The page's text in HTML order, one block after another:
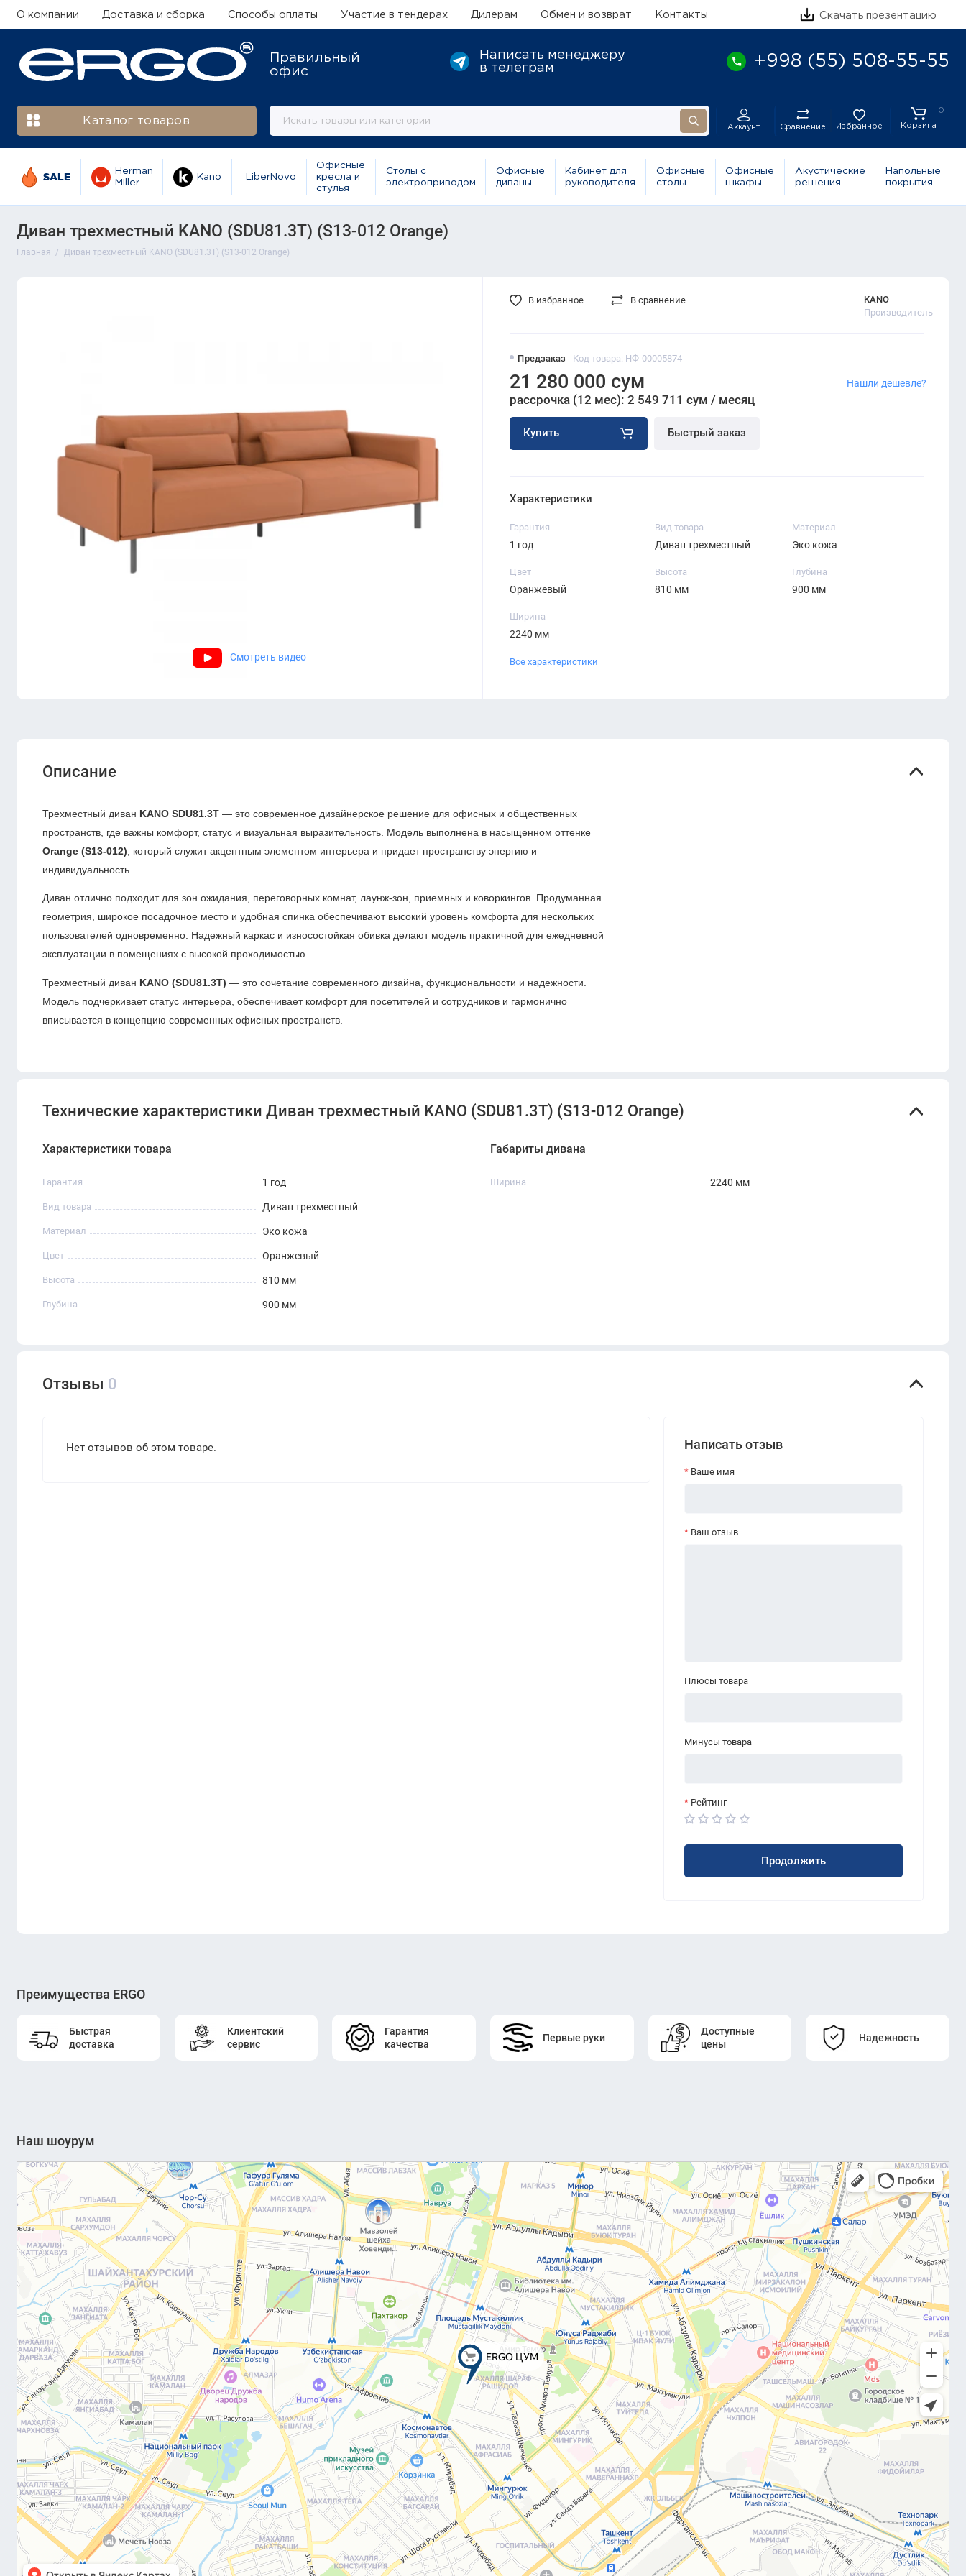
О компании Доставка и сборка Способы оплаты Участие в тендерах Дилерам Обмен и возврат Контакты Скачать презентацию
Правильный
офис
Написать менеджеру
в телеграм
+998 (55) 508-55-55
Каталог товаров
Аккаунт Сравнение Избранное
0
Корзина
SALE
Herman
Miller
Kano LiberNovo
Офисные
кресла и
стулья
Столы с
электроприводом
Офисные
диваны
Кабинет для
руководителя
Офисные
столы
Офисные
шкафы
Акустические
решения
Напольные
покрытия
Диван трехместный KANO (SDU81.3T) (S13-012 Orange)
Главная Диван трехместный KANO (SDU81.3T) (S13-012 Orange)
Смотреть видео
Предзаказ Код товара: НФ-00005874
KANO
Производитель
21 280 000 сум
рассрочка (12 мес): 2 549 711 сум / месяц
Купить Быстрый заказ
Нашли дешевле?
В избранное В сравнение
Характеристики
Гарантия
1 год
Вид товара
Диван трехместный
Материал
Эко кожа
Цвет
Оранжевый
Высота
810 мм
Глубина
900 мм
Ширина
2240 мм
Все характеристики
Описание
Трехместный диван KANO SDU81.3T — это современное дизайнерское решение для офисных и общественных
пространств, где важны комфорт, статус и визуальная выразительность. Модель выполнена в насыщенном оттенке
Orange (S13-012) , который служит акцентным элементом интерьера и придает пространству энергию и
индивидуальность.
Диван отлично подходит для зон ожидания, переговорных комнат, лаунж-зон, приемных и коворкингов. Продуманная
геометрия, широкое посадочное место и удобная спинка обеспечивают высокий уровень комфорта для нескольких
пользователей одновременно. Надежный каркас и износостойкая обивка делают модель практичной для ежедневной
эксплуатации в помещениях с высокой проходимостью.
Трехместный диван KANO (SDU81.3T) — это сочетание современного дизайна, функциональности и надежности.
Модель подчеркивает статус интерьера, обеспечивает комфорт для посетителей и сотрудников и гармонично
вписывается в концепцию современных офисных пространств.
Технические характеристики Диван трехместный KANO (SDU81.3T) (S13-012 Orange)
Характеристики товара
Гарантия 1 год
Вид товара Диван трехместный
Материал Эко кожа
Цвет Оранжевый
Высота 810 мм
Глубина 900 мм
Габариты дивана
Ширина 2240 мм
Отзывы 0
Нет отзывов об этом товаре. Написать отзыв
Ваше имя
Ваш отзыв
Плюсы товара
Минусы товара
Рейтинг
Продолжить
Преимущества ERGO
Быстрая
доставка
Клиентский
сервис
Гарантия
качества
Первые руки
Доступные
цены
Надежность
Наш шоурум